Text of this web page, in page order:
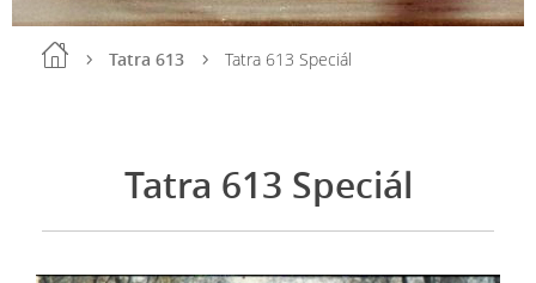
Tatra 613 Tatra 613 Speciál
Tatra 613 Speciál